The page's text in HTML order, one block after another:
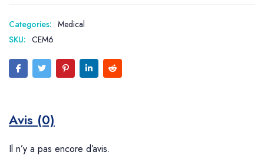
Categories: Medical
SKU: CEM6
Avis (0)
Il n’y a pas encore d’avis.